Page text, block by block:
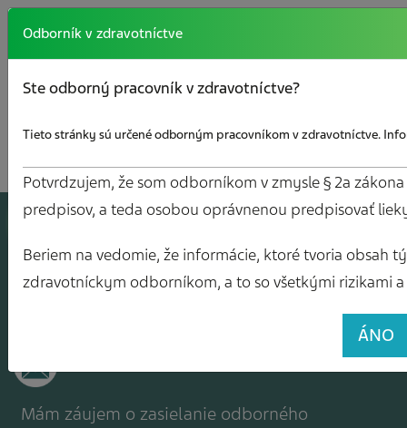
AJOVY
Mám záujem o zasielanie odborného
Odborník v zdravotníctve
Ste odborný pracovník v zdravotníctve?
Tieto stránky sú určené odborným pracovníkom v zdravotníctve.
Potvrdzujem, že som odborníkom v zmysle § 2a
predpisov, a teda osobou oprávnenou predpisovať
Beriem na vedomie, že informácie, ktoré tvoria obsah
zdravotníckym odborníkom, a to so všetkými rizikami
ÁNO